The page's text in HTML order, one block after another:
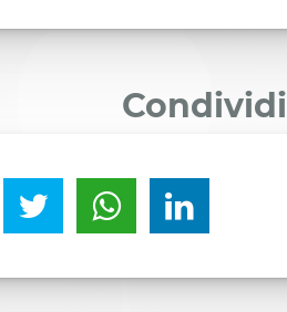
Condividi